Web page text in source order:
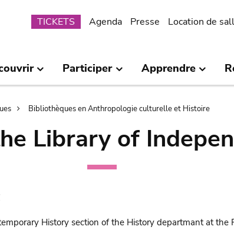
Submenu
TICKETS Agenda Presse Location de
Participer Apprendre
Bibliothèques en Anthropologie culturelle et Histoire
Library of
History section of the History departmant at the